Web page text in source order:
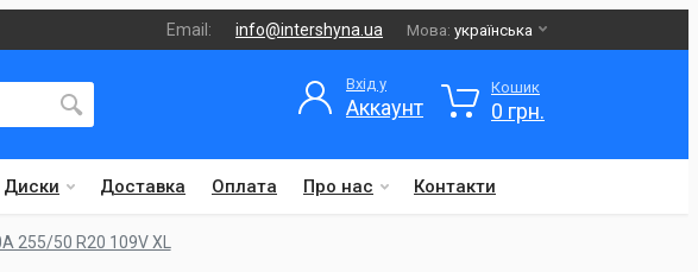
Email: info@intershyna.ua Мова: українська
Диски Доставка Оплата Про нас Контакти
Вхід у
Аккаунт
Кошик
0 грн.
255/50 R20 109V XL